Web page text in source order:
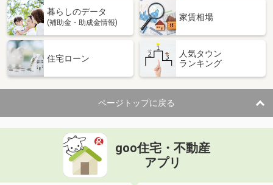
暮らしのデータ
(補助金・助成金情報)
家賃相場
住宅ローン
人気タウン
ランキング
ページトップに戻る
goo住宅・不動産
アプリ